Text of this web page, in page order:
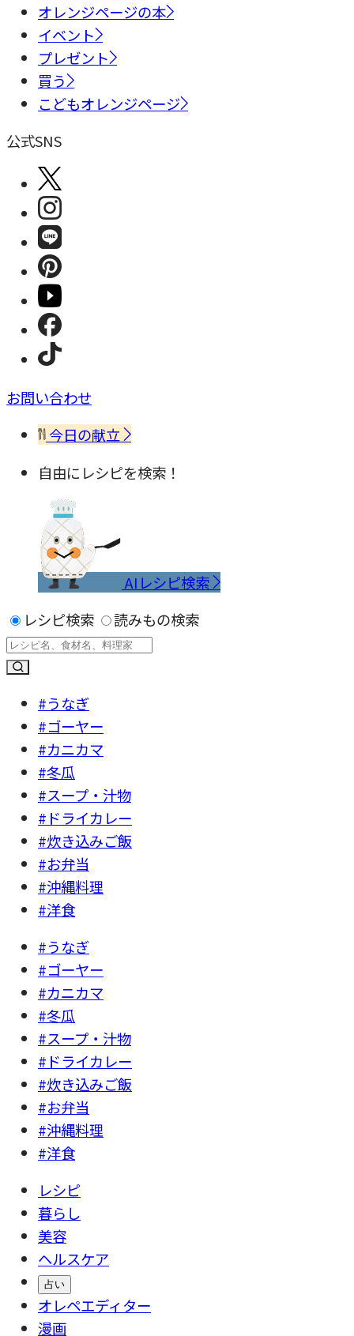
オレンジページの本
イベント
プレゼント
買う
こどもオレンジページ
公式SNS
お問い合わせ
今日の献立
自由にレシピを検索！
AIレシピ検索
レシピ検索
読みもの検索
#うなぎ
#ゴーヤー
#カニカマ
#冬瓜
#スープ・汁物
#ドライカレー
#炊き込みご飯
#お弁当
#沖縄料理
#洋食
#うなぎ
#ゴーヤー
#カニカマ
#冬瓜
#スープ・汁物
#ドライカレー
#炊き込みご飯
#お弁当
#沖縄料理
#洋食
レシピ
暮らし
美容
ヘルスケア
占い
オレペエディター
漫画